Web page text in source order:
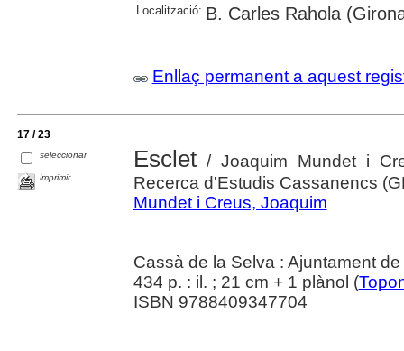
Localització: B. Carles Rahola
Enllaç permanent a aquest
17 / 23
seleccionar
imprimir
Esclet/ Joaquim Mundet i
Recerca d'Estudis Cassanencs
Mundet i Creus, Joaquim
Cassà de la Selva : Ajuntament
434 p. : il. ; 21 cm + 1 plànol (
ISBN 9788409347704